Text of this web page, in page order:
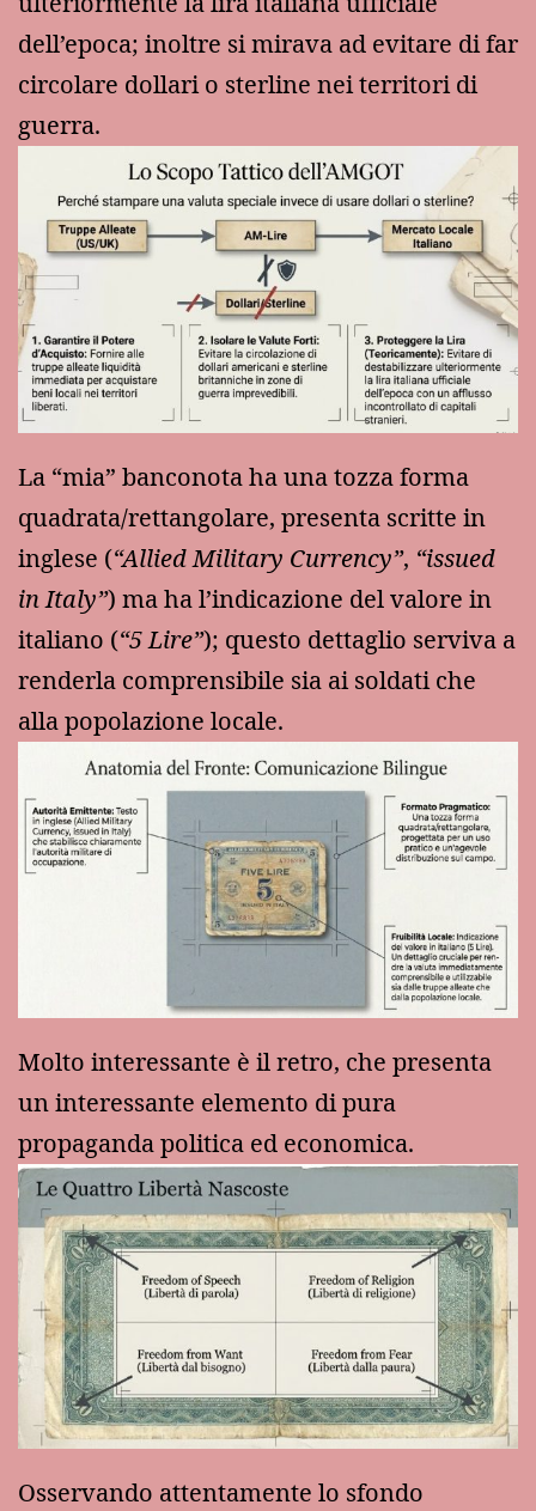
dell’epoca; inoltre si mirava ad evitare di far
circolare dollari o sterline nei territori di
guerra.
La “mia” banconota ha una tozza forma
quadrata/rettangolare, presenta scritte in
inglese (“Allied Military Currency”, “issued
in Italy”) ma ha l’indicazione del valore in
italiano (“5 Lire”); questo dettaglio serviva a
renderla comprensibile sia ai soldati che
alla popolazione locale.
Molto interessante è il retro, che presenta
un interessante elemento di pura
propaganda politica ed economica.
Osservando attentamente lo sfondo